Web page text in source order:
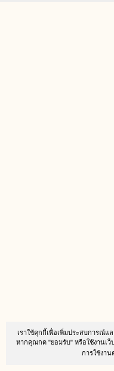
เราใช้คุกกี้เพื่อเพิ่มประสบการณ์แ
หากคุณกด "ยอมรับ" หรือใช้งานเ
การใช้งาน